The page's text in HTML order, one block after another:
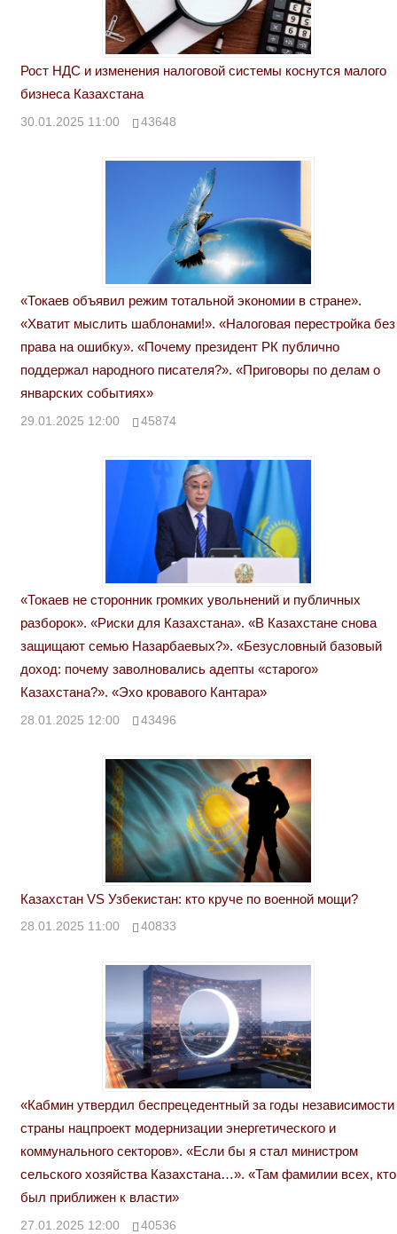
Рост НДС и изменения налоговой системы коснутся малого
бизнеса Казахстана
30.01.2025 11:00 43648
«Токаев объявил режим тотальной экономии в стране».
«Хватит мыслить шаблонами!». «Налоговая перестройка без
права на ошибку». «Почему президент РК публично
поддержал народного писателя?». «Приговоры по делам о
январских событиях»
29.01.2025 12:00 45874
«Токаев не сторонник громких увольнений и публичных
разборок». «Риски для Казахстана». «В Казахстане снова
защищают семью Назарбаевых?». «Безусловный базовый
доход: почему заволновались адепты «старого»
Казахстана?». «Эхо кровавого Кантара»
28.01.2025 12:00 43496
Казахстан VS Узбекистан: кто круче по военной мощи?
28.01.2025 11:00 40833
«Кабмин утвердил беспрецедентный за годы независимости
страны нацпроект модернизации энергетического и
коммунального секторов». «Если бы я стал министром
сельского хозяйства Казахстана…». «Там фамилии всех, кто
был приближен к власти»
27.01.2025 12:00 40536